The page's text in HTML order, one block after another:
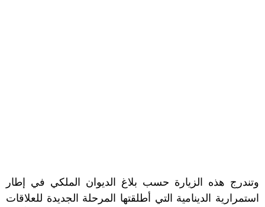
وتندرج هذه الزيارة حسب بلاغ الديوان الملكي في إطار
استمرارية الدينامية التي أطلقتها المرحلة الجديدة للعلاقات